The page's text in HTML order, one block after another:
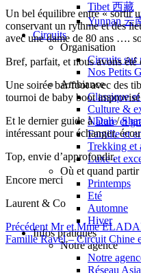
Tibet 西藏
Yunnan 云
Circuits
Organisation
Circuits sur
Nos Petits
Ambiance
Classique
Culture &
Nature et
Famille et
Trekking et
Luxe et
Où et quand partir
Printemps
Eté
Automne
Hiver
Infos pratiques
Notre agence
Notre
Réseau
Un bel équilibre entre « sortir
conservant un rythme et des
avec une dame de 80 ans ….
Bref, parfait, et nous avons
Une soirée bar/foot avec des
tournoi de baby boot
Et le dernier guide àDali/
intéressant pour échanger,
Top, envie d’approfondir.
Encore merci
Laurent & Co
Précédent Mr et Mme
Famille Ravel – Circuit Chine